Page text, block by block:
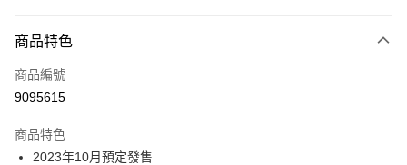
信用卡一次付款
超商取貨付款
Google Pay
商品特色
商品編號
9095615
商品特色
2023年10月預定發售